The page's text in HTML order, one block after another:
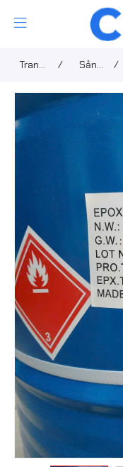
Trang
chủ
/ Sản
phẩm
/